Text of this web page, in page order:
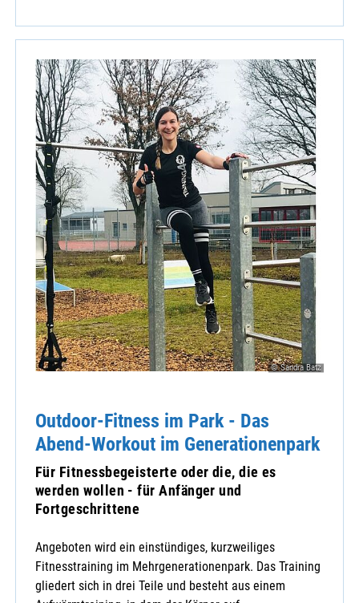
© Sandra Batz
Outdoor-Fitness im Park - Das
Abend-Workout im Generationenpark
Für Fitnessbegeisterte oder die, die es
werden wollen - für Anfänger und
Fortgeschrittene
Angeboten wird ein einstündiges, kurzweiliges
Fitnesstraining im Mehrgenerationenpark. Das Training
gliedert sich in drei Teile und besteht aus einem